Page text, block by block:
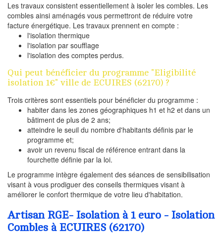
Les travaux consistent essentiellement à isoler les combles. Les
combles ainsi aménagés vous permettront de réduire votre
facture énergétique. Les travaux prennent en compte :
l'isolation thermique
l'isolation par soufflage
l'isolation des comptes perdus.
Qui peut bénéficier du programme "Eligibilité
isolation 1€" ville de ECUIRES (62170) ?
Trois critères sont essentiels pour bénéficier du programme :
habiter dans les zones géographiques h1 et h2 et dans un
bâtiment de plus de 2 ans;
atteindre le seuil du nombre d'habitants définis par le
programme et;
avoir un revenu fiscal de référence entrant dans la
fourchette définie par la loi.
Le programme intègre également des séances de sensibilisation
visant à vous prodiguer des conseils thermiques visant à
améliorer le confort thermique de votre lieu d'habitation.
Artisan RGE- Isolation à 1 euro - Isolation
Combles à ECUIRES (62170)